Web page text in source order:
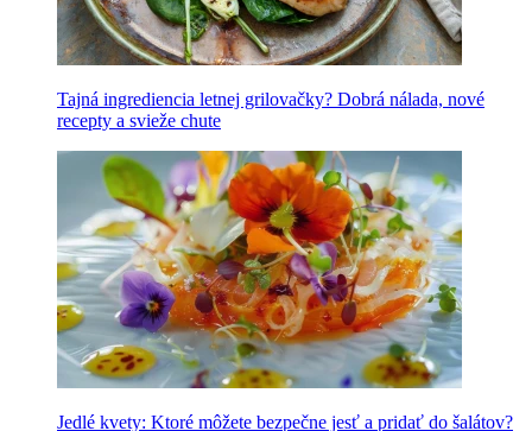
Tajná ingrediencia letnej grilovačky? Dobrá nálada, nové
recepty a svieže chute
Jedlé kvety: Ktoré môžete bezpečne jesť a pridať do šalátov?